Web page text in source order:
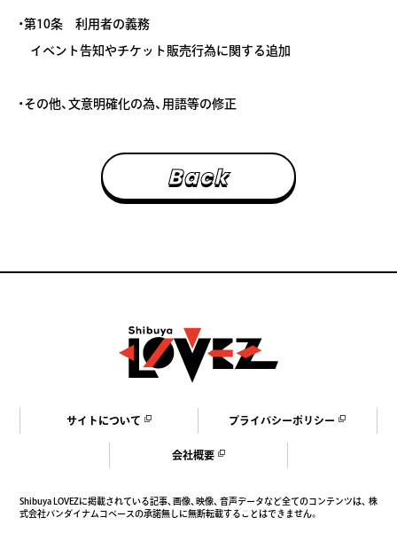
・第10条 利用者の義務
イベント告知やチケット販売行為に関する追加
・その他、文意明確化の為、用語等の修正
Back
サイ ト について プライバシーポリ シー
会社概要
Shibuya LOVEZに掲載されている記事、画像、映像、音声データなど全てのコンテンツは、 株
式会社バンダイナムコベースの承諾無しに無断転載することはできません。